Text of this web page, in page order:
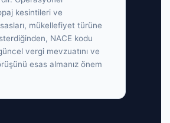
kesintileri ve
mükellefiyet türüne
NACE kodu
vergi mevzuatını ve
esas almanız önem